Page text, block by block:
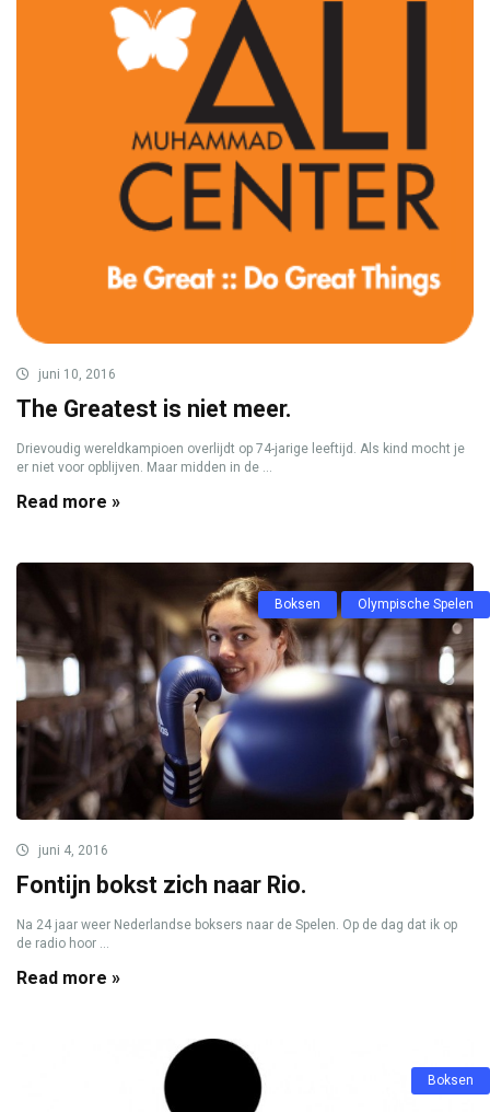
juni 10, 2016
The Greatest is niet meer.
Drievoudig wereldkampioen overlijdt op 74-jarige leeftijd. Als kind mocht je
er niet voor opblijven. Maar midden in de ...
Read more »
Boksen Olympische Spelen
juni 4, 2016
Fontijn bokst zich naar Rio.
Na 24 jaar weer Nederlandse boksers naar de Spelen. Op de dag dat ik op
de radio hoor ...
Read more »
Boksen